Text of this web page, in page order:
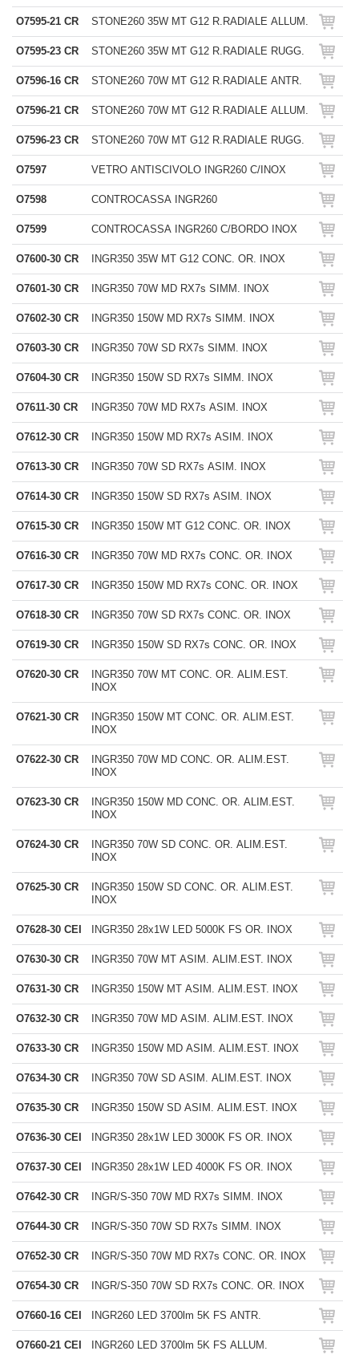
O7595-21 CR STONE260 35W MT G12 R.RADIALE ALLUM.
O7595-23 CR STONE260 35W MT G12 R.RADIALE RUGG.
O7596-16 CR STONE260 70W MT G12 R.RADIALE ANTR.
O7596-21 CR STONE260 70W MT G12 R.RADIALE ALLUM.
O7596-23 CR STONE260 70W MT G12 R.RADIALE RUGG.
O7597 VETRO ANTISCIVOLO INGR260 C/INOX
O7598 CONTROCASSA INGR260
O7599 CONTROCASSA INGR260 C/BORDO INOX
O7600-30 CR INGR350 35W MT G12 CONC. OR. INOX
O7601-30 CR INGR350 70W MD RX7s SIMM. INOX
O7602-30 CR INGR350 150W MD RX7s SIMM. INOX
O7603-30 CR INGR350 70W SD RX7s SIMM. INOX
O7604-30 CR INGR350 150W SD RX7s SIMM. INOX
O7611-30 CR INGR350 70W MD RX7s ASIM. INOX
O7612-30 CR INGR350 150W MD RX7s ASIM. INOX
O7613-30 CR INGR350 70W SD RX7s ASIM. INOX
O7614-30 CR INGR350 150W SD RX7s ASIM. INOX
O7615-30 CR INGR350 150W MT G12 CONC. OR. INOX
O7616-30 CR INGR350 70W MD RX7s CONC. OR. INOX
O7617-30 CR INGR350 150W MD RX7s CONC. OR. INOX
O7618-30 CR INGR350 70W SD RX7s CONC. OR. INOX
O7619-30 CR INGR350 150W SD RX7s CONC. OR. INOX
O7620-30 CR
INGR350 70W MT CONC. OR. ALIM.EST.
INOX
O7621-30 CR
INGR350 150W MT CONC. OR. ALIM.EST.
INOX
O7622-30 CR
INGR350 70W MD CONC. OR. ALIM.EST.
INOX
O7623-30 CR
INGR350 150W MD CONC. OR. ALIM.EST.
INOX
O7624-30 CR
INGR350 70W SD CONC. OR. ALIM.EST.
INOX
O7625-30 CR
INGR350 150W SD CONC. OR. ALIM.EST.
INOX
O7628-30 CEI INGR350 28x1W LED 5000K FS OR. INOX
O7630-30 CR INGR350 70W MT ASIM. ALIM.EST. INOX
O7631-30 CR INGR350 150W MT ASIM. ALIM.EST. INOX
O7632-30 CR INGR350 70W MD ASIM. ALIM.EST. INOX
O7633-30 CR INGR350 150W MD ASIM. ALIM.EST. INOX
O7634-30 CR INGR350 70W SD ASIM. ALIM.EST. INOX
O7635-30 CR INGR350 150W SD ASIM. ALIM.EST. INOX
O7636-30 CEI INGR350 28x1W LED 3000K FS OR. INOX
O7637-30 CEI INGR350 28x1W LED 4000K FS OR. INOX
O7642-30 CR INGR/S-350 70W MD RX7s SIMM. INOX
O7644-30 CR INGR/S-350 70W SD RX7s SIMM. INOX
O7652-30 CR INGR/S-350 70W MD RX7s CONC. OR. INOX
O7654-30 CR INGR/S-350 70W SD RX7s CONC. OR. INOX
O7660-16 CEI INGR260 LED 3700lm 5K FS ANTR.
O7660-21 CEI INGR260 LED 3700lm 5K FS ALLUM.